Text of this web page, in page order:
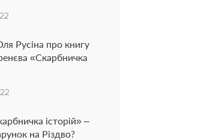
Русіна про книгу
«Скарбничка
історій» –
на Різдво?